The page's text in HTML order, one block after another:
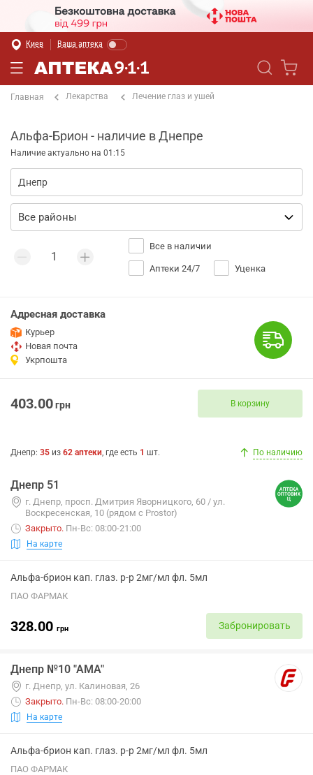
Киев Ваша аптека
Главная Лекарства Лечение глаз и ушей
Альфа-Брион - наличие в Днепре
Наличие актуально на 01:15
Все в наличии
Аптеки 24/7 Уценка
Адресная доставка
Курьер
Новая почта
Укрпошта
403.00грн В корзину
Днепр: 35 из 62 аптеки, где есть 1 шт. По наличию
Днепр 51
г. Днепр, просп. Дмитрия Яворницкого, 60 / ул.
Воскресенская, 10 (рядом с Prostor)
Закрыто. Пн-Вс: 08:00-21:00
На карте
Альфа-брион кап. глаз. р-р 2мг/мл фл. 5мл
ПАО ФАРМАК
328.00 грн Забронировать
Днепр №10 "АМА"
г. Днепр, ул. Калиновая, 26
Закрыто. Пн-Вс: 08:00-20:00
На карте
Альфа-брион кап. глаз. р-р 2мг/мл фл. 5мл
ПАО ФАРМАК